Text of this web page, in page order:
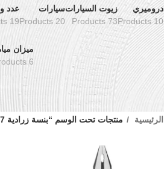
دروميري
10 Products
زيوت السيارات
73 Products
سيارات
20 Products
عدد
19 Products
ميزان
6 Products
الرئيسية منتجات تحت الوسم “بنسة زرادية 7 بوصة”